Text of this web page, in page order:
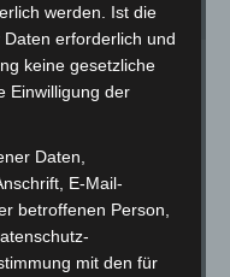
1von 3
werden. Ist die
erforderlich und
keine gesetzliche
Einwilligung der
Daten,
E-Mail-
betroffenen Person,
mit den für